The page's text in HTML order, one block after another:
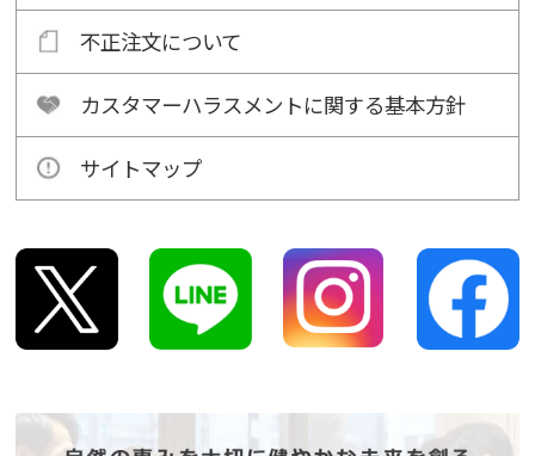
不正注文について
カスタマーハラスメントに関する基本方針
サイトマップ